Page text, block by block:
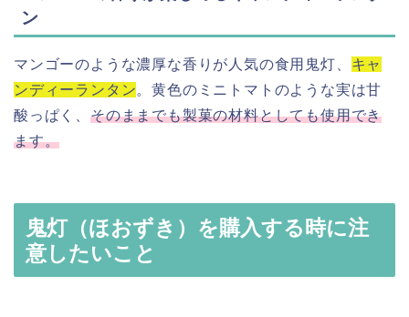
ン
マンゴーのような濃厚な香りが人気の食用鬼灯、 キャ
ンディーランタン。黄色のミニトマトのような実は甘
酸っぱく、 そのままでも製菓の材料としても使用でき
ます。
鬼灯（ほおずき）を購入する時に注
意したいこと